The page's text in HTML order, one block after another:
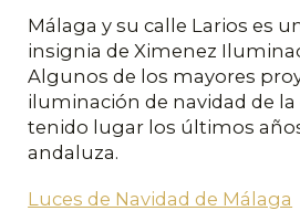
Málaga y su calle Larios es
insignia de Ximenez
Algunos de los mayores
iluminación de navidad de
tenido lugar los últimos
andaluza.
Luces de Navidad de Málaga